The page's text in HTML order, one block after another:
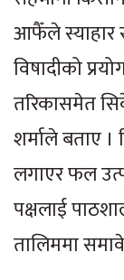
आफैँले स्याहार
विषादीको
तरिकासमेत
शर्माले बताए
लगाएर फल
पक्षलाई
तालिममा